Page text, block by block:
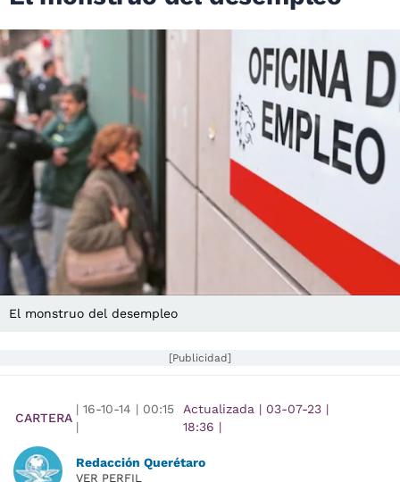
El monstruo del desempleo
[Publicidad]
CARTERA
| 16-10-14 | 00:15
|
Actualizada | 03-07-23 |
18:36 |
Redacción Querétaro
VER PERFIL